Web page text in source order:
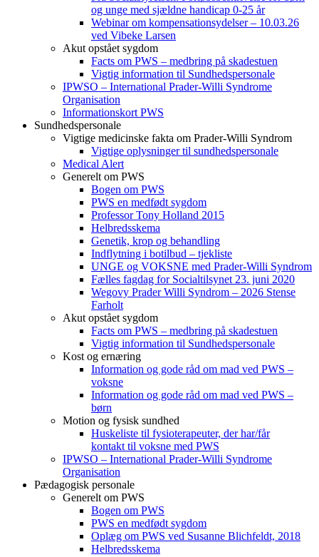
og unge med sjældne handicap 0-25 år
Webinar om kompensationsydelser – 10.03.26
ved Vibeke Larsen
Akut opstået sygdom
Facts om PWS – medbring på skadestuen
Vigtig information til Sundhedspersonale
IPWSO – International Prader-Willi Syndrome
Organisation
Informationskort PWS
Sundhedspersonale
Vigtige medicinske fakta om Prader-Willi Syndrom
Vigtige oplysninger til sundhedspersonale
Medical Alert
Generelt om PWS
Bogen om PWS
PWS en medfødt sygdom
Professor Tony Holland 2015
Helbredsskema
Genetik, krop og behandling
Indflytning i botilbud – tjekliste
UNGE og VOKSNE med Prader-Willi Syndrom
Fælles fagdag for Socialtilsynet 23. juni 2020
Wegovy Prader Willi Syndrom – 2026 Stense
Farholt
Akut opstået sygdom
Facts om PWS – medbring på skadestuen
Vigtig information til Sundhedspersonale
Kost og ernæring
Information og gode råd om mad ved PWS –
voksne
Information og gode råd om mad ved PWS –
børn
Motion og fysisk sundhed
Huskeliste til fysioterapeuter, der har/får
kontakt til voksne med PWS
IPWSO – International Prader-Willi Syndrome
Organisation
Pædagogisk personale
Generelt om PWS
Bogen om PWS
PWS en medfødt sygdom
Oplæg om PWS ved Susanne Blichfeldt, 2018
Helbredsskema